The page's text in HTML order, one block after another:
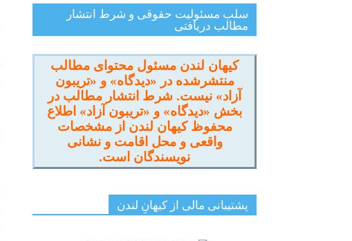
سلب مسئولیت حقوقی و شرط انتشار
مطالب دریافتی
کیهان لندن مسئول محتوای مطالب
منتشرشده در «دیدگاه» و «تریبون
آزاد» نیست. شرط انتشار مطالب در
بخش «دیدگاه» و «تریبون آزاد» اطلاع
محفوظ کیهان لندن از مشخصات
واقعی و محل اقامت و نشانی
نویسندگان است.
پشتیبانی مالی از کیهانِ لندن